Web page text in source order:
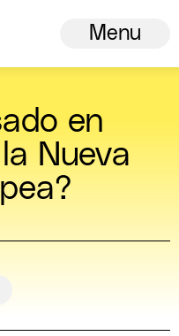
Menu
en
Nueva